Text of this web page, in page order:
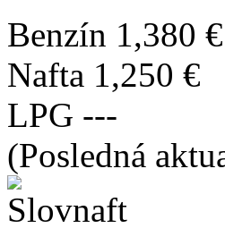
Benzín 1,380 €
Nafta 1,250 €
LPG ---
(Posledná